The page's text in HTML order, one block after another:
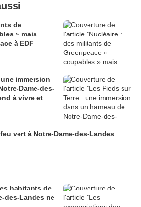
de
» mais
à EDF
immersion
Dame-des-
à vivre et
vert à Notre-Dame-des-Landes
habitants de
des-Landes ne